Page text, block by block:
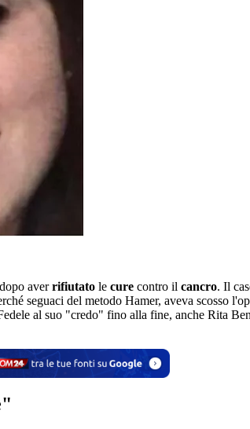
dopo averrifiutato le cure contro il cancro. Il
seguaci del metodo Hamer, aveva scosso
al suo "credo" fino alla fine, anche Rita